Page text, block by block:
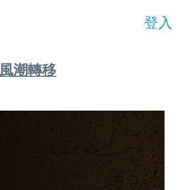
登入
風潮轉移